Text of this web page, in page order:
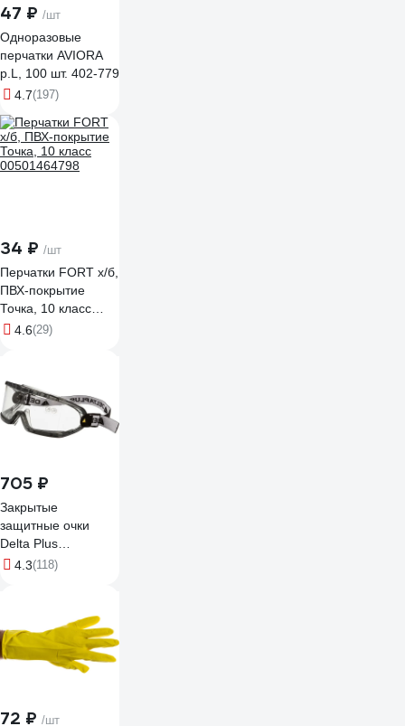
47 ₽ /шт
Одноразовые
перчатки AVIORA
р.L, 100 шт. 402-779
4.7(197)
34 ₽ /шт
Перчатки FORT х/б,
ПВХ-покрытие
Точка, 10 класс
00501464798
4.6(29)
705 ₽
Закрытые
защитные очки
Delta Plus
GALERAS
4.3(118)
72 ₽ /шт